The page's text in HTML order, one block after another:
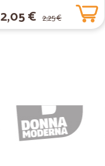
2,05 € 2,25 €